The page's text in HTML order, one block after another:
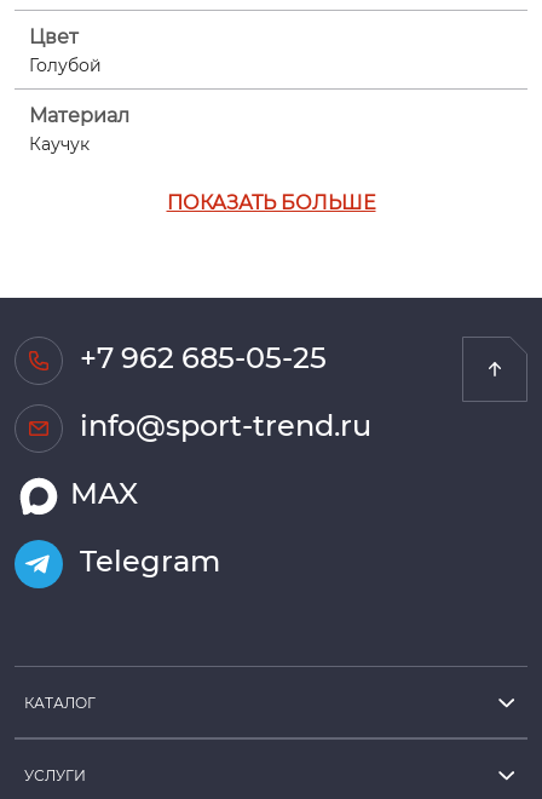
Цвет
Голубой
Материал
Каучук
ПОКАЗАТЬ БОЛЬШЕ
+7 962 685-05-25
info@sport-trend.ru
MAX
Telegram
КАТАЛОГ
УСЛУГИ